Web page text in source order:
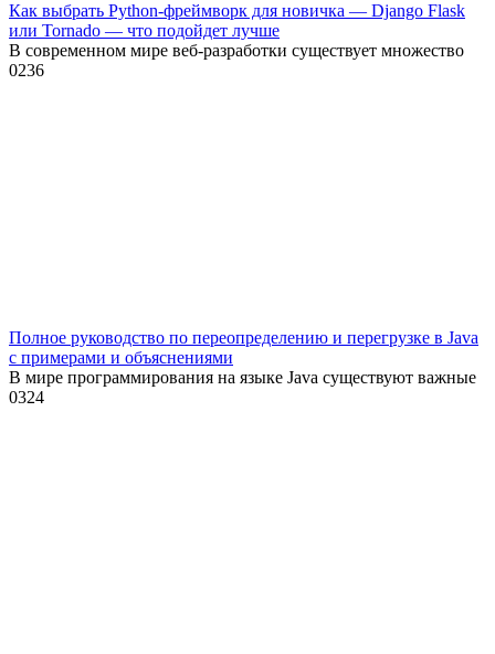
Как выбрать Python-фреймворк для новичка — Django Flask
или Tornado — что подойдет лучше
В современном мире веб-разработки существует множество
0236
Полное руководство по переопределению и перегрузке в Java
с примерами и объяснениями
В мире программирования на языке Java существуют важные
0324